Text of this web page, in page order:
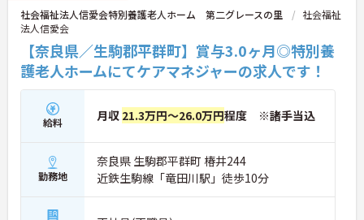
社会福祉法人信愛会特別養護老人ホーム 第二グレースの里
社会福祉
法人信愛会
【奈良県／生駒郡平群町】賞与3.0ヶ月◎特別養
護老人ホームにてケアマネジャーの求人です！
給料 月収 21.3万円～26.0万円程度 ※諸手当込
勤務地
奈良県 生駒郡平群町 椿井244
近鉄生駒線「竜田川駅」徒歩10分